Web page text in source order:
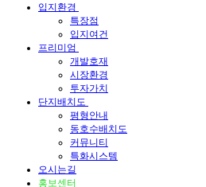
입지환경
특장점
입지여건
프리미엄
개발호재
시장환경
투자가치
단지배치도
평형안내
동호수배치도
커뮤니티
특화시스템
오시는길
홍보센터